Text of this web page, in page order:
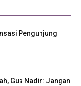
Pengunjung
Gus Nadir: Jangan